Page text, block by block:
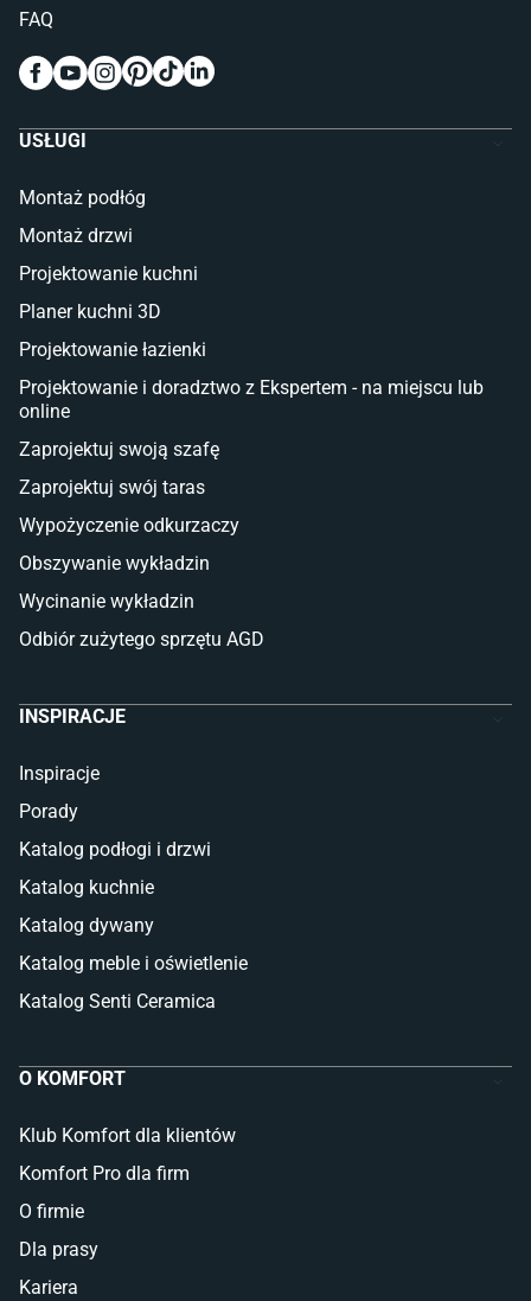
Pokój dziecięcy
Meble do pokoju dziecięcego
Komody dla dzieci
Łóżka dla dziecka (młodzieżowe)
Taras i balkon
Deski tarasowe kompozytowe
Sztuczna trawa miękka
Koce i pledy
Płytki na balkon
Lampy stojące LED
Płytki
Płytki betonowe
Płytki Cersanit
Płytki wielkoformatowe
Glazura
Płytki marmurowe
FAQ
USŁUGI
Montaż podłóg
Montaż drzwi
Projektowanie kuchni
Planer kuchni 3D
Projektowanie łazienki
Projektowanie i doradztwo z Ekspertem - na miejscu lub
online
Zaprojektuj swoją szafę
Zaprojektuj swój taras
Wypożyczenie odkurzaczy
Obszywanie wykładzin
Wycinanie wykładzin
Odbiór zużytego sprzętu AGD
INSPIRACJE
Inspiracje
Porady
Katalog podłogi i drzwi
Katalog kuchnie
Katalog dywany
Katalog meble i oświetlenie
Katalog Senti Ceramica
O KOMFORT
Klub Komfort dla klientów
Komfort Pro dla firm
O firmie
Dla prasy
Kariera